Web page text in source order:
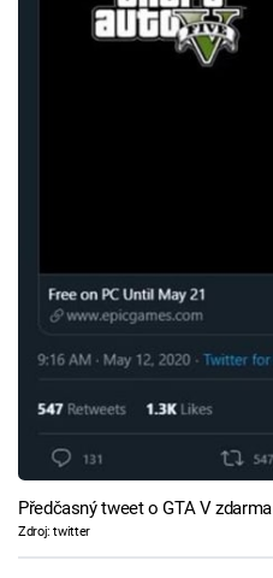
Předčasný tweet o GTA V zdarma
Zdroj: twitter